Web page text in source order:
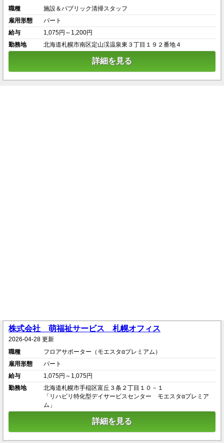
職種
施設＆パブリック清掃スタッフ
雇用形態
パート
給与
1,075円～1,200円
勤務地
北海道札幌市南区定山渓温泉東３丁目１９２番地４
詳細を見る
株式会社 萌福祉サービス 札幌オフィス
2026-04-28 更新
職種
フロアサポーター（モエスタαプレミアム）
雇用形態
パート
給与
1,075円～1,075円
勤務地
北海道札幌市手稲区富丘３条２丁目１０－１
「リハビリ特化型デイサービスセンター モエスタαプレミア
ム」
詳細を見る